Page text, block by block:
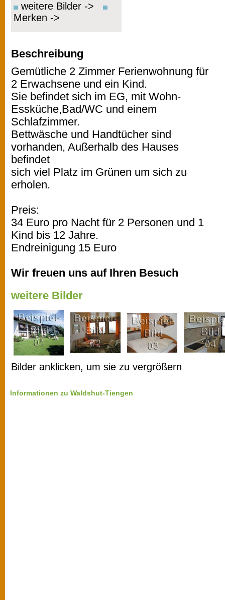
weitere Bilder ->
Merken ->
Beschreibung
Gemütliche 2 Zimmer Ferienwohnung für
2 Erwachsene und ein Kind.
Sie befindet sich im EG, mit Wohn-
Essküche,Bad/WC und einem
Schlafzimmer.
Bettwäsche und Handtücher sind
vorhanden, Außerhalb des Hauses
befindet
sich viel Platz im Grünen um sich zu
erholen.
Preis:
34 Euro pro Nacht für 2 Personen und 1
Kind bis 12 Jahre.
Endreinigung 15 Euro
Wir freuen uns auf Ihren Besuch
weitere Bilder
Bilder anklicken, um sie zu vergrößern
Informationen zu Waldshut-Tiengen